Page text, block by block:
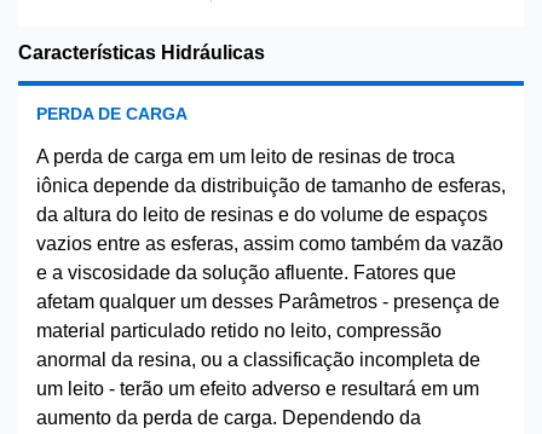
Características Hidráulicas
PERDA DE CARGA
A perda de carga em um leito de resinas de troca
iônica depende da distribuição de tamanho de esferas,
da altura do leito de resinas e do volume de espaços
vazios entre as esferas, assim como também da vazão
e a viscosidade da solução afluente. Fatores que
afetam qualquer um desses Parâmetros - presença de
material particulado retido no leito, compressão
anormal da resina, ou a classificação incompleta de
um leito - terão um efeito adverso e resultará em um
aumento da perda de carga. Dependendo da